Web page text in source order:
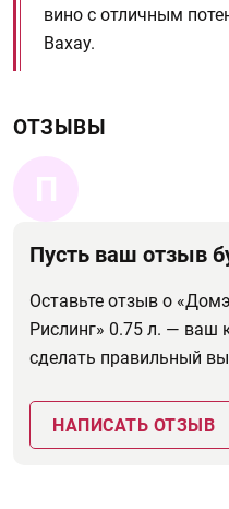
вино с отличным
Вахау.
ОТЗЫВЫ
П
Пусть ваш отзыв
Оставьте отзыв о
Рислинг» 0.75 л. —
сделать правильный
НАПИСАТЬ ОТЗЫВ